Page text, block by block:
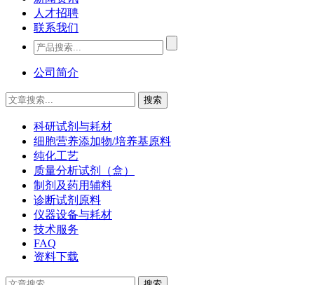
人才招聘
联系我们
公司简介
科研试剂与耗材
细胞营养添加物/培养基原料
纯化工艺
质量分析试剂（盒）
制剂及药用辅料
诊断试剂原料
仪器设备与耗材
技术服务
FAQ
资料下载